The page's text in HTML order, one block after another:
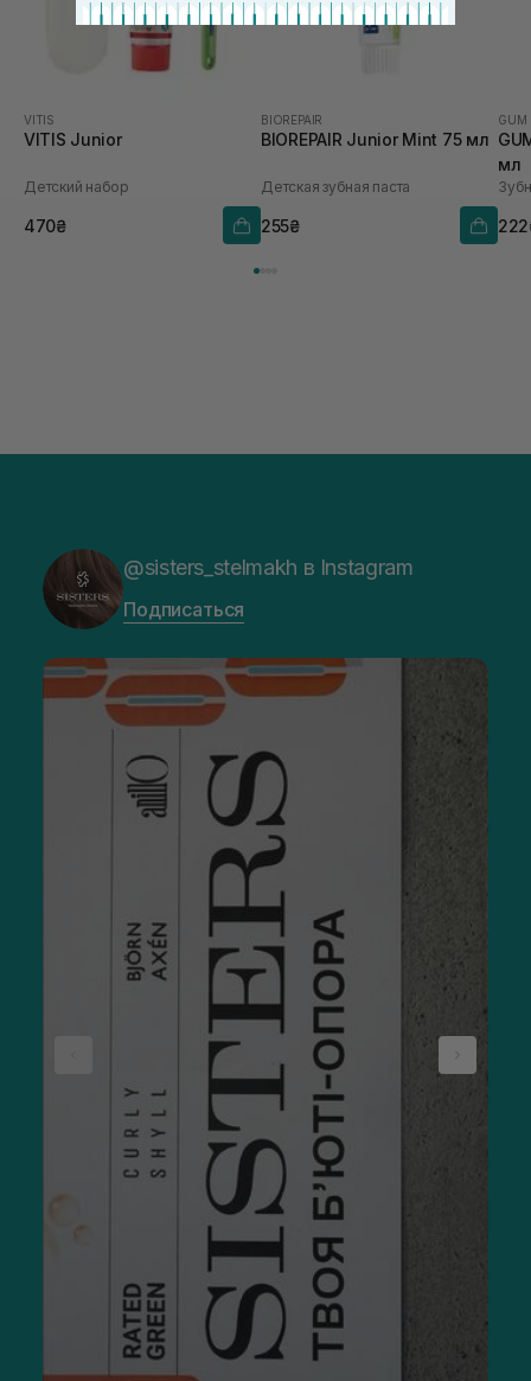
VITIS
VITIS Junior
Детский набор
470₴
BIOREPAIR
BIOREPAIR Junior Mint 75 мл
Детская зубная паста
255₴
GUM
мл
@sisters_stelmakh в Instagram
Подписаться